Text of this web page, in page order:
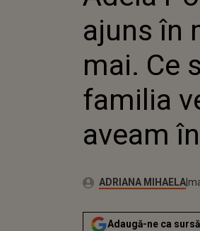
ajuns în
mai. Ce
familia
aveam
Autor:ADRIANA MIHAELA
Adaugă-ne ca